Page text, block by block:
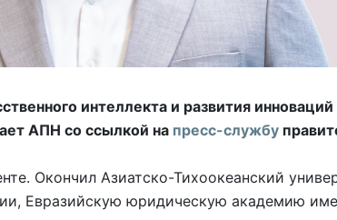
интеллекта и развития
АПН со ссылкой на пресс-службу
Окончил Азиатско-Тихоокеанский
Евразийскую юридическую академию